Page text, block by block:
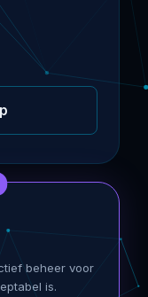
beheer voor
is.